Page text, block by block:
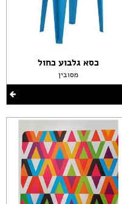
כסא גלבוע כחול
מסובין